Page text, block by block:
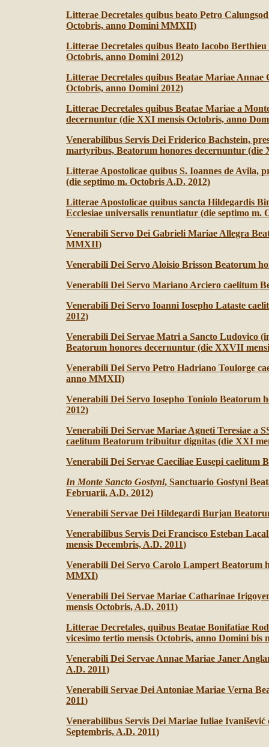
Litterae Decretales quibus beato Petro
Octobris, anno Domini MMXII)
Litterae Decretales quibus Beato Iacobo
Octobris, anno Domini 2012)
Litterae Decretales quibus Beatae Mariae
Octobris, anno Domini 2012)
Litterae Decretales quibus Beatae Mariae a
decernuntur (die XXI mensis Octobris, anno
Venerabilibus Servis Dei Friderico Bachstein,
martyribus, Beatorum honores decernuntur (die
Litterae Apostolicae quibus S. Ioannes de Avila,
(die septimo m. Octobris A.D. 2012)
Litterae Apostolicae quibus sancta Hildegardis
Ecclesiae universalis renuntiatur (die septimo m.
Venerabili Servo Dei Gabrieli Mariae Allegra
MMXII)
Venerabili Dei Servo Aloisio Brisson Beatorum
Venerabili Dei Servo Mariano Arciero caelitum
Venerabili Dei Servo Ioanni Iosepho Lataste
2012)
Venerabili Dei Servae Matri a Sancto Ludovico
Beatorum honores decernuntur (die XXVII
Venerabili Dei Servo Petro Hadriano Toulorge
anno MMXII)
Venerabili Dei Servo Iosepho Toniolo Beatorum
2012)
Venerabili Dei Servae Mariae Agneti Teresiae a
caelitum Beatorum tribuitur dignitas (die XXI
Venerabili Dei Servae Caeciliae Eusepi
In Monte Sancto Gostyni, Sanctuario Gostyni
Februarii, A.D. 2012)
Venerabili Servae Dei Hildegardi Burjan
Venerabilibus Servis Dei Francisco Esteban
mensis Decembris, A.D. 2011)
Venerabili Dei Servo Carolo Lampert Beatorum
MMXI)
Venerabili Dei Servae Mariae Catharinae
mensis Octobris, A.D. 2011)
Litterae Decretales, quibus Beatae Bonifatiae
vicesimo tertio mensis Octobris, anno Domini bis
Venerabili Dei Servae Annae Mariae Janer
A.D. 2011)
Venerabili Servae Dei Antoniae Mariae Verna
2011)
Venerabilibus Servis Dei Mariae Iuliae
Septembris, A.D. 2011)